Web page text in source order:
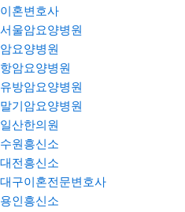
이혼변호사
서울암요양병원
암요양병원
항암요양병원
유방암요양병원
말기암요양병원
일산한의원
수원흥신소
대전흥신소
대구이혼전문변호사
용인흥신소